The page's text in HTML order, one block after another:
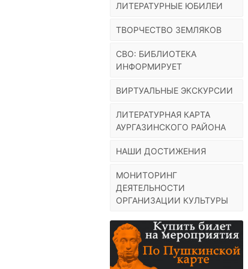
ЛИТЕРАТУРНЫЕ ЮБИЛЕИ
ТВОРЧЕСТВО ЗЕМЛЯКОВ
СВО: БИБЛИОТЕКА
ИНФОРМИРУЕТ
ВИРТУАЛЬНЫЕ ЭКСКУРСИИ
ЛИТЕРАТУРНАЯ КАРТА
АУРГАЗИНСКОГО РАЙОНА
НАШИ ДОСТИЖЕНИЯ
МОНИТОРИНГ
ДЕЯТЕЛЬНОСТИ
ОРГАНИЗАЦИИ КУЛЬТУРЫ